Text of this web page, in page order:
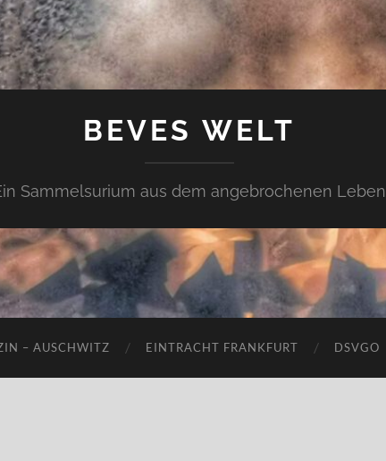
BEVES WELT
Sammelsurium aus dem angebrochenen Leben
– AUSCHWITZ EINTRACHT FRANKFURT DSVGO